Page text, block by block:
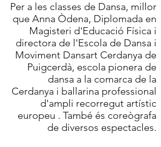
Per a les classes de Dansa, millor
que Anna Òdena, Diplomada en
Magisteri d'Educació Física i
directora de l'Escola de Dansa i
Moviment Dansart Cerdanya de
Puigcerdà, escola pionera de
dansa a la comarca de la
Cerdanya i ballarina professional
d'ampli recorregut artístic
europeu . També és coreògrafa
de diversos espectacles.